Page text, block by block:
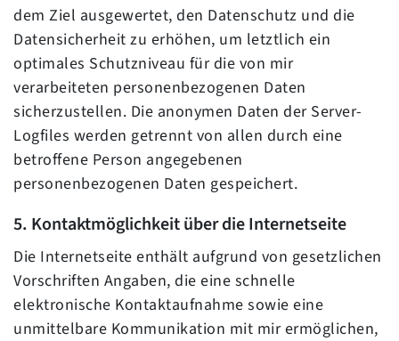
dem Ziel ausgewertet, den Datenschutz und die
Datensicherheit zu erhöhen, um letztlich ein
optimales Schutzniveau für die von mir
verarbeiteten personenbezogenen Daten
sicherzustellen. Die anonymen Daten der Server-
Logfiles werden getrennt von allen durch eine
betroffene Person angegebenen
personenbezogenen Daten gespeichert.
5. Kontaktmöglichkeit über die Internetseite
Die Internetseite enthält aufgrund von gesetzlichen
Vorschriften Angaben, die eine schnelle
elektronische Kontaktaufnahme sowie eine
unmittelbare Kommunikation mit mir ermöglichen,